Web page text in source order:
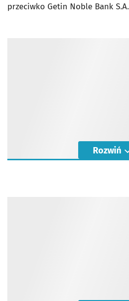
przeciwko Getin Noble Bank S.A.
Rozwiń